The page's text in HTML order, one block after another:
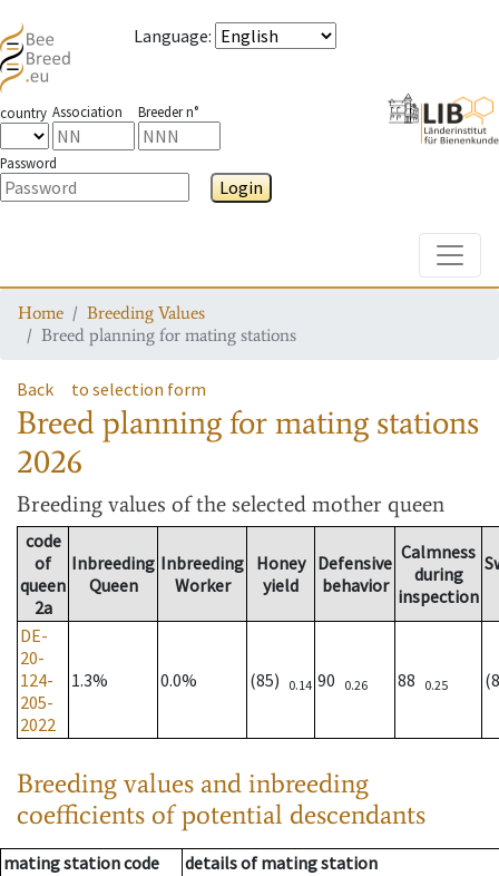
Language:
country Association Breeder n°
Password
Login
Home
Breeding Values
Breed planning for mating stations
Back to selection form
Breed planning for mating stations
2026
Breeding values of the selected mother queen
code
of
queen
2a
Inbreeding
Queen
Inbreeding
Worker
Honey
yield
Defensive
behavior
Calmness
during
inspection
DE-
20-
124-
205-
2022
1.3% 0.0% (85) 0.14 90 0.26 88 0.25
Breeding values and inbreeding
coefficients of potential descendants
mating station code details of mating station